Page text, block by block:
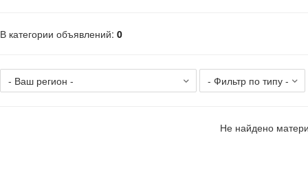
В категории объявлений: 0
Не найдено